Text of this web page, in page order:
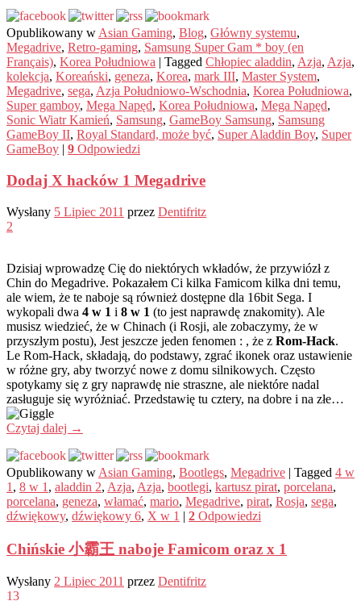
Opublikowany wAsian Gaming, Blog, Główny systemu,
Megadrive, Retro-gaming, Samsung Super Gam * boy (en
Français), Korea Południowa | Tagged Chłopiec aladdin, Azja, Azja,
kolekcja, Koreański, geneza, Korea, mark III, Master System,
Megadrive, sega, Azja Południowo-Wschodnia, Korea Południowa,
Super gamboy, Mega Napęd, Korea Południowa, Mega Napęd,
Sonic Wiatr Kamień, Samsung, GameBoy Samsung, Samsung
GameBoy II, Royal Standard, może być, Super Aladdin Boy, Super
GameBoy | 9 Odpowiedzi
Dodaj X hacków 1 Megadrive
Wysłany 5 Lipiec 2011 przez Dentifritz
2
Dzisiaj wprowadzę Cię do niektórych wkładów, że przywiózł z
Chin do Megadrive. Pokazałem Ci kilka Famicom kilka dni temu,
ale wiem, że te naboje są również dostępne dla 16bit Sega. I
wykopali dwa 4 w 1 i 8 w 1 (to jest naprawdę znakomity). Ale
musisz wiedzieć, że w Chinach (i Rosji, ale zobaczymy, że w
przyszłym postu), Jest jeszcze jeden fenomen : , że z Rom-Hack.
Le Rom-Hack, składają, do podstawy, zgrać ikonek oraz ustawienie
w różne gry, aby tworzyć nowe z domu silnikowych. Często
spotykamy się z gry naprawdę nie straszne, ale niektóre nadal
zasługuje się wyróżniać. Przedstawię tu cztery, na dobre i na złe…
Czytaj dalej →
Opublikowany w Asian Gaming, Bootlegs, Megadrive | Tagged 4 w
1 , 8 w 1 , aladdin 2, Azja, Azja, bootlegi, kartusz pirat, porcelana,
porcelana, geneza, włamać, mario, Megadrive, pirat, Rosja, sega,
dźwiękowy, dźwiękowy 6, X w 1 | 2 Odpowiedzi
Chińskie 小霸王 naboje Famicom oraz x 1
Wysłany 2 Lipiec 2011 przez Dentifritz
13